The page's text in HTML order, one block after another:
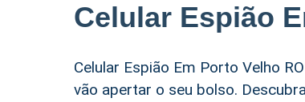
Celular Espião
Celular Espião Em Porto Velho
vão apertar o seu bolso.